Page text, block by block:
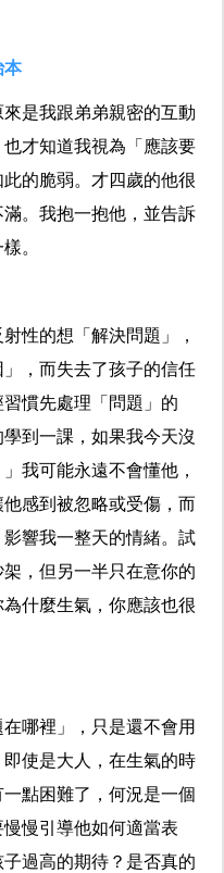
本
是我跟弟弟親密的互動
才知道我視為「應該要
的脆弱。才四歲的他很
。我抱一抱他，並告訴
。
性的想「解決問題」，
，而失去了孩子的信任
慣先處理「問題」的
到一課，如果我今天沒
我可能永遠不會懂他，
感到被忽略或受傷，而
響我一整天的情緒。試
，但另一半只在意你的
什麼生氣，你應該也很
哪裡」，只是還不會用
使是大人，在生氣的時
點困難了，何況是一個
慢引導他如何適當表
過高的期待？是否真的